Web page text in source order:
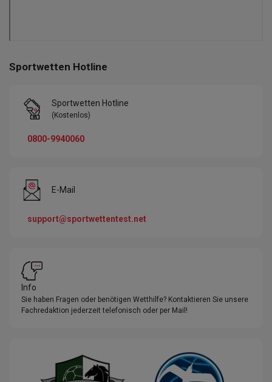
Sportwetten Hotline
Sportwetten Hotline
(Kostenlos)
0800-9940060
E-Mail
support@sportwettentest.net
Info
Sie haben Fragen oder benötigen Wetthilfe? Kontaktieren Sie unsere
Fachredaktion jederzeit telefonisch oder per Mail!